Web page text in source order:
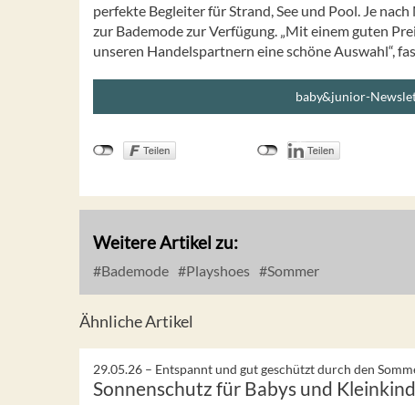
perfekte Begleiter für Strand, See und Pool. Je
zur Bademode zur Verfügung. „Mit einem guten
unseren Handelspartnern eine schöne Auswahl“,
baby&junior-
Weitere Artikel zu:
Bademode Playshoes Sommer
Ähnliche Artikel
29.05.26 – Entspannt und gut geschützt durch den
Sonnenschutz für Babys und